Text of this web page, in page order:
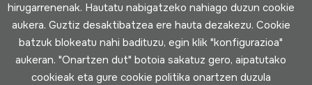
hirugarrenenak. Hautatu nabigatzeko nahiago duzun cookie
aukera. Guztiz desaktibatzea ere hauta dezakezu. Cookie
batzuk blokeatu nahi badituzu, egin klik "konfigurazioa"
aukeran. "Onartzen dut" botoia sakatuz gero, aipatutako
cookieak eta gure cookie politika onartzen duzula